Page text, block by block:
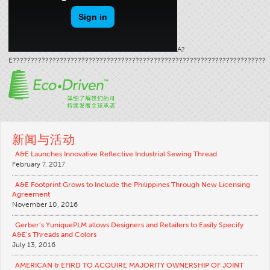
A?
E??????????????????????????????????????????????????????????????????????
新闻与活动
A&E Launches Innovative Reflective Industrial Sewing Thread
February 7, 2017
A&E Footprint Grows to Include the Philippines Through New Licensing
Agreement
November 10, 2016
Gerber’s YuniquePLM allows Designers and Retailers to Easily Specify
A&E’s Threads and Colors
July 13, 2016
AMERICAN & EFIRD TO ACQUIRE MAJORITY OWNERSHIP OF JOINT